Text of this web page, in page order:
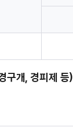
구개, 경피제 등)